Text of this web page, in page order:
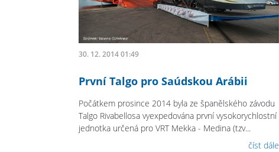
30. 12. 2014 01:49
První Talgo pro Saúdskou Arábii
Počátkem prosince 2014 byla ze španělského závodu
Talgo Rivabellosa vyexpedována první vysokorychlostní
jednotka určená pro VRT Mekka - Medina (tzv...
číst dále